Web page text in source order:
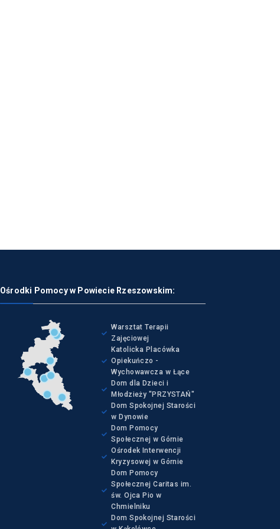
Ośrodki Pomocy w Powiecie Rzeszowskim:
Warsztat Terapii
Zajęciowej
Katolicka Placówka
Opiekuńczo -
Wychowawcza w Łące
Dom dla Dzieci i
Młodzieży "PRZYSTAŃ"
Dom Spokojnej Starości
w Dynowie
Dom Pomocy
Społecznej w Górnie
Ośrodek Interwencji
Kryzysowej w Górnie
Dom Pomocy
Społecznej Caritas im.
św. Ojca Pio w
Chmielniku
Dom Spokojnej Starości